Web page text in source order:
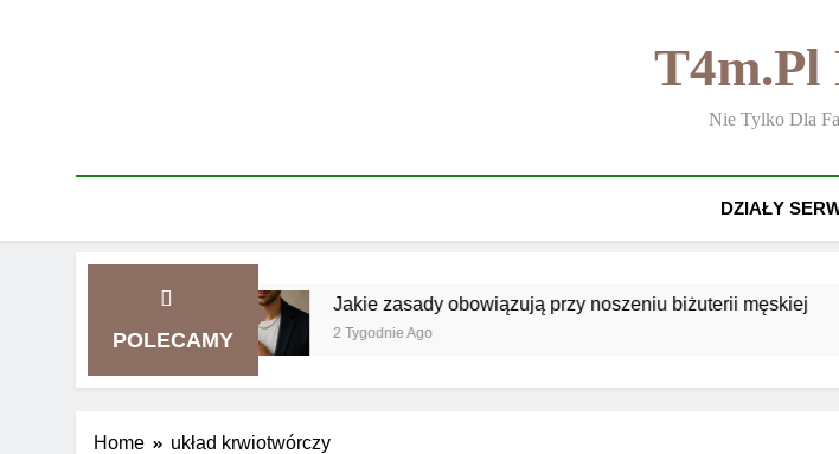
T4m.pl
Nie Tylko Dla
DZIAŁY
POLECAMY
Jakie zasady obowiązują przy noszeniu biżuterii męskiej
2 Tygodnie Ago
Home układ krwiotwórczy